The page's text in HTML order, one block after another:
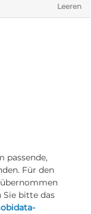
Leeren
passende,
Für den
Sie bitte das